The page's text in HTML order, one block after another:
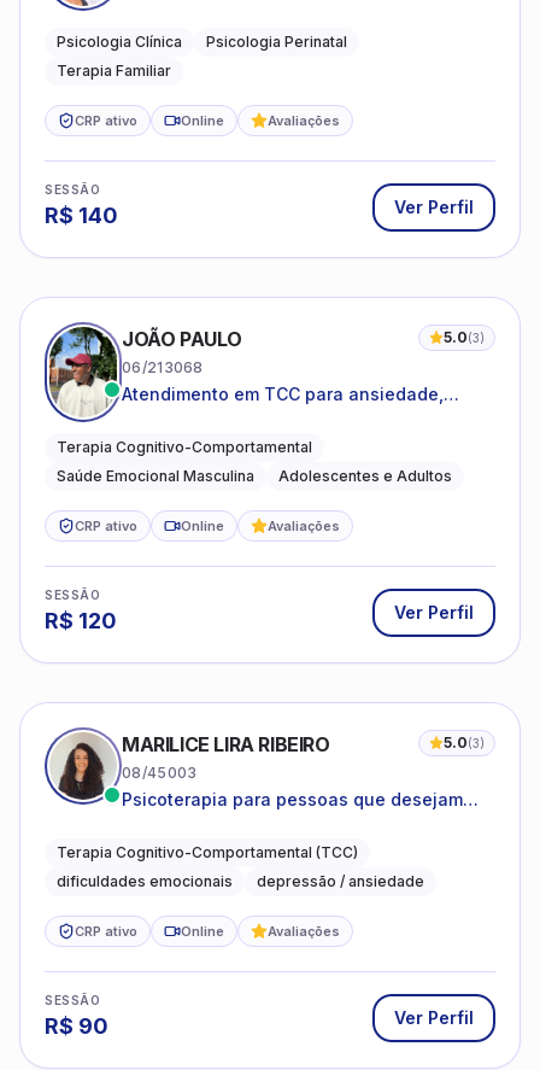
famílias
Psicologia Clínica
Psicologia Perinatal
Terapia Familiar
CRP ativo Online Avaliações
SESSÃO
R$ 140 Ver Perfil
JOÃO PAULO 5.0(3)
06/213068
Atendimento em TCC para ansiedade,
emocional
Terapia Cognitivo-Comportamental
Saúde Emocional Masculina
Adolescentes e Adultos
CRP ativo Online Avaliações
SESSÃO
R$ 120 Ver Perfil
MARILICE LIRA RIBEIRO 5.0(3)
08/45003
Psicoterapia para pessoas que desejam
dificuldades do dia a dia
Terapia Cognitivo-Comportamental (TCC)
dificuldades emocionais
depressão / ansiedade
CRP ativo Online Avaliações
SESSÃO
R$ 90 Ver Perfil